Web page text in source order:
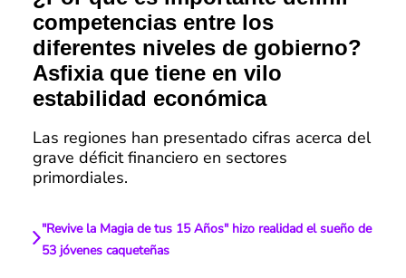
competencias entre los
diferentes niveles de gobierno?
Asfixia que tiene en vilo
estabilidad económica
Las regiones han presentado cifras acerca del
grave déficit financiero en sectores
primordiales.
"Revive la Magia de tus 15 Años" hizo realidad el sueño de
53 jóvenes caqueteñas